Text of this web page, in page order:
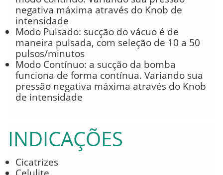
negativa máxima através do Knob de
intensidade
Modo Pulsado: sucção do vácuo é de
maneira pulsada, com seleção de 10 a 50
pulsos/minutos
Modo Contínuo: a sucção da bomba
funciona de forma contínua. Variando sua
pressão negativa máxima através do Knob
de intensidade
INDICAÇÕES
Cicatrizes